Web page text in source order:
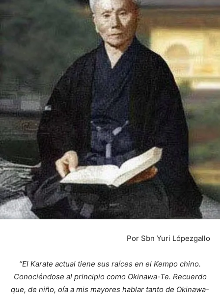
Por Sbn Yuri Lópezgallo
“El Karate actual tiene sus raíces en el Kempo chino.
Conociéndose al principio como Okinawa-Te. Recuerdo
que, de niño, oía a mis mayores hablar tanto de Okinawa-